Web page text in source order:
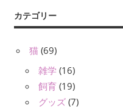
カテゴリー
猫 (69)
雑学 (16)
飼育 (19)
グッズ (7)